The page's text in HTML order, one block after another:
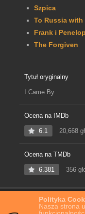
Polityka
Nasza strona
Szpica
To Russia with
Frank i
The Forgiven
Tytuł oryginalny
I Came By
Ocena na IMDb
6.1 20,668
Ocena na TMDb
6.381 356
Film Online